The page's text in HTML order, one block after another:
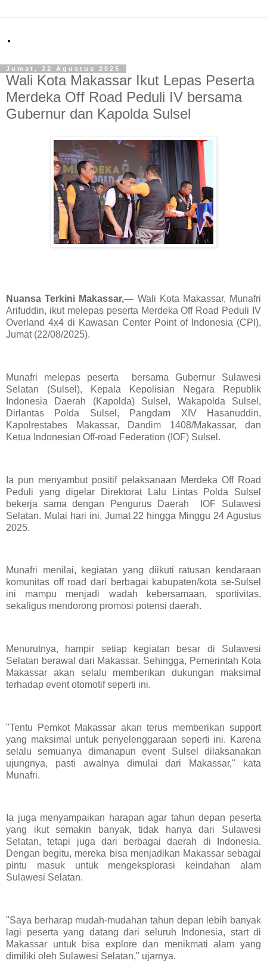
.
Jumat, 22 Agustus 2025
Wali Kota Makassar Ikut Lepas Peserta
Merdeka Off Road Peduli IV bersama
Gubernur dan Kapolda Sulsel
Nuansa Terkini Makassar,— Wali Kota Makassar, Munafri
Arifuddin, ikut melepas peserta Merdeka Off Road Peduli IV
Overland 4x4 di Kawasan Center Point of Indonesia (CPI),
Jumat (22/08/2025).
Munafri melepas peserta bersama Gubernur Sulawesi
Selatan (Sulsel), Kepala Kepolisian Negara Republik
Indonesia Daerah (Kapolda) Sulsel, Wakapolda Sulsel,
Dirlantas Polda Sulsel, Pangdam XIV Hasanuddin,
Kapolrestabes Makassar, Dandim 1408/Makassar, dan
Ketua Indonesian Off-road Federation (IOF) Sulsel.
Ia pun menyambut positif pelaksanaan Merdeka Off Road
Peduli yang digelar Direktorat Lalu Lintas Polda Sulsel
bekerja sama dengan Pengurus Daerah IOF Sulawesi
Selatan. Mulai hari ini, Jumat 22 hingga Minggu 24 Agustus
2025.
Munafri menilai, kegiatan yang diikuti ratusan kendaraan
komunitas off road dari berbagai kabupaten/kota se-Sulsel
ini mampu menjadi wadah kebersamaan, sportivitas,
sekaligus mendorong promosi potensi daerah.
Menurutnya, hampir setiap kegiatan besar di Sulawesi
Selatan berawal dari Makassar. Sehingga, Pemerintah Kota
Makassar akan selalu memberikan dukungan maksimal
terhadap event otomotif seperti ini.
"Tentu Pemkot Makassar akan terus memberikan support
yang maksimal untuk penyelenggaraan seperti ini. Karena
selalu semuanya dimanapun event Sulsel dilaksanakan
ujungnya, pasti awalnya dimulai dari Makassar," kata
Munafri.
Ia juga menyampaikan harapan agar tahun depan peserta
yang ikut semakin banyak, tidak hanya dari Sulawesi
Selatan, tetapi juga dari berbagai daerah di Indonesia.
Dengan begitu, mereka bisa menjadikan Makassar sebagai
pintu masuk untuk mengeksplorasi keindahan alam
Sulawesi Selatan.
"Saya berharap mudah-mudahan tahun depan lebih banyak
lagi peserta yang datang dari seluruh Indonesia, start di
Makassar untuk bisa explore dan menikmati alam yang
dimiliki oleh Sulawesi Selatan," ujarnya.